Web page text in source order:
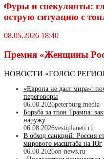
Фуры и спекулянты:
острую ситуацию с
08.05.2026 18:40
Премия «Женщины
НОВОСТИ «ГОЛОС
«Европа не даст мира»:
переговоры
06.08.2026peterburg.media
Борьба за трон Трампа:
наружу
06.08.2026vestiplaneti.ru
В обход санкций: Россия
мирового масштаба на Юг
06.08.2026on-news.ru